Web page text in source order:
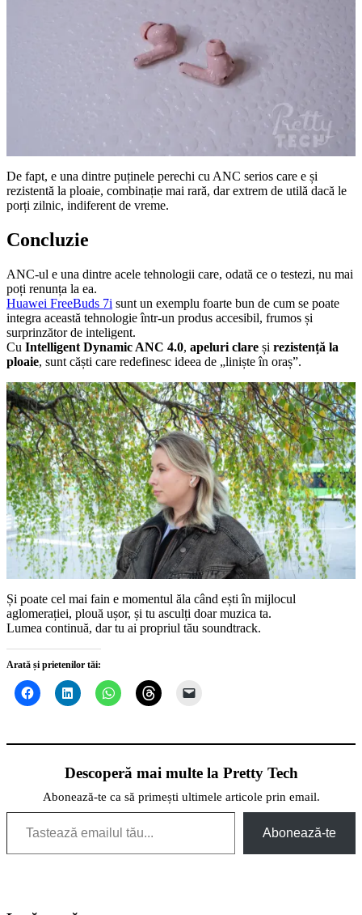
De fapt, e una dintre puținele perechi cu ANC serios care e și
rezistentă la ploaie, combinație mai rară, dar extrem de utilă dacă le
porți zilnic, indiferent de vreme.
Concluzie
ANC-ul e una dintre acele tehnologii care, odată ce o testezi, nu mai
poți renunța la ea.
Huawei FreeBuds 7i sunt un exemplu foarte bun de cum se poate
integra această tehnologie într-un produs accesibil, frumos și
surprinzător de inteligent.
Cu Intelligent Dynamic ANC 4.0, apeluri clare și rezistență la
ploaie, sunt căști care redefinesc ideea de „liniște în oraș”.
Și poate cel mai fain e momentul ăla când ești în mijlocul
aglomerației, plouă ușor, și tu asculți doar muzica ta.
Lumea continuă, dar tu ai propriul tău soundtrack.
Arată și prietenilor tăi:
Descoperă mai multe la Pretty Tech
Abonează-te ca să primești ultimele articole prin email.
Tastează emailul tău...
Abonează-te